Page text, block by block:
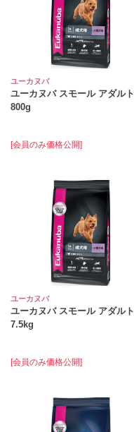
ユーカヌバ
ユーカヌバ スモール アダルト
800g
[会員のみ価格公開]
ユーカヌバ
ユーカヌバ スモール アダルト
7.5kg
[会員のみ価格公開]